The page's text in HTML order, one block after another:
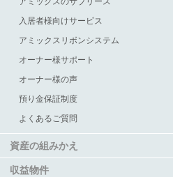
入居者様向けサービス
アミックスリボンシステム
オーナー様サポート
オーナー様の声
預り金保証制度
よくあるご質問
資産の組みかえ
収益物件